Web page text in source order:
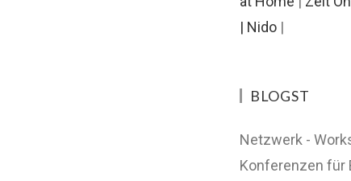
| Nido |
BLOGST
Netzwerk -
Konferenzen für